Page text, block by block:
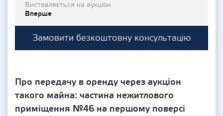
Виставляється на аукціон
Вперше
Замовити безкоштовну консультацію
Про передачу в оренду через аукціон
такого майна: частина нежитлового
приміщення №46 на першому поверсі